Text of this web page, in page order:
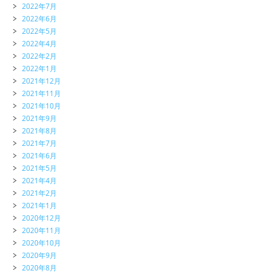
2022年7月
2022年6月
2022年5月
2022年4月
2022年2月
2022年1月
2021年12月
2021年11月
2021年10月
2021年9月
2021年8月
2021年7月
2021年6月
2021年5月
2021年4月
2021年2月
2021年1月
2020年12月
2020年11月
2020年10月
2020年9月
2020年8月